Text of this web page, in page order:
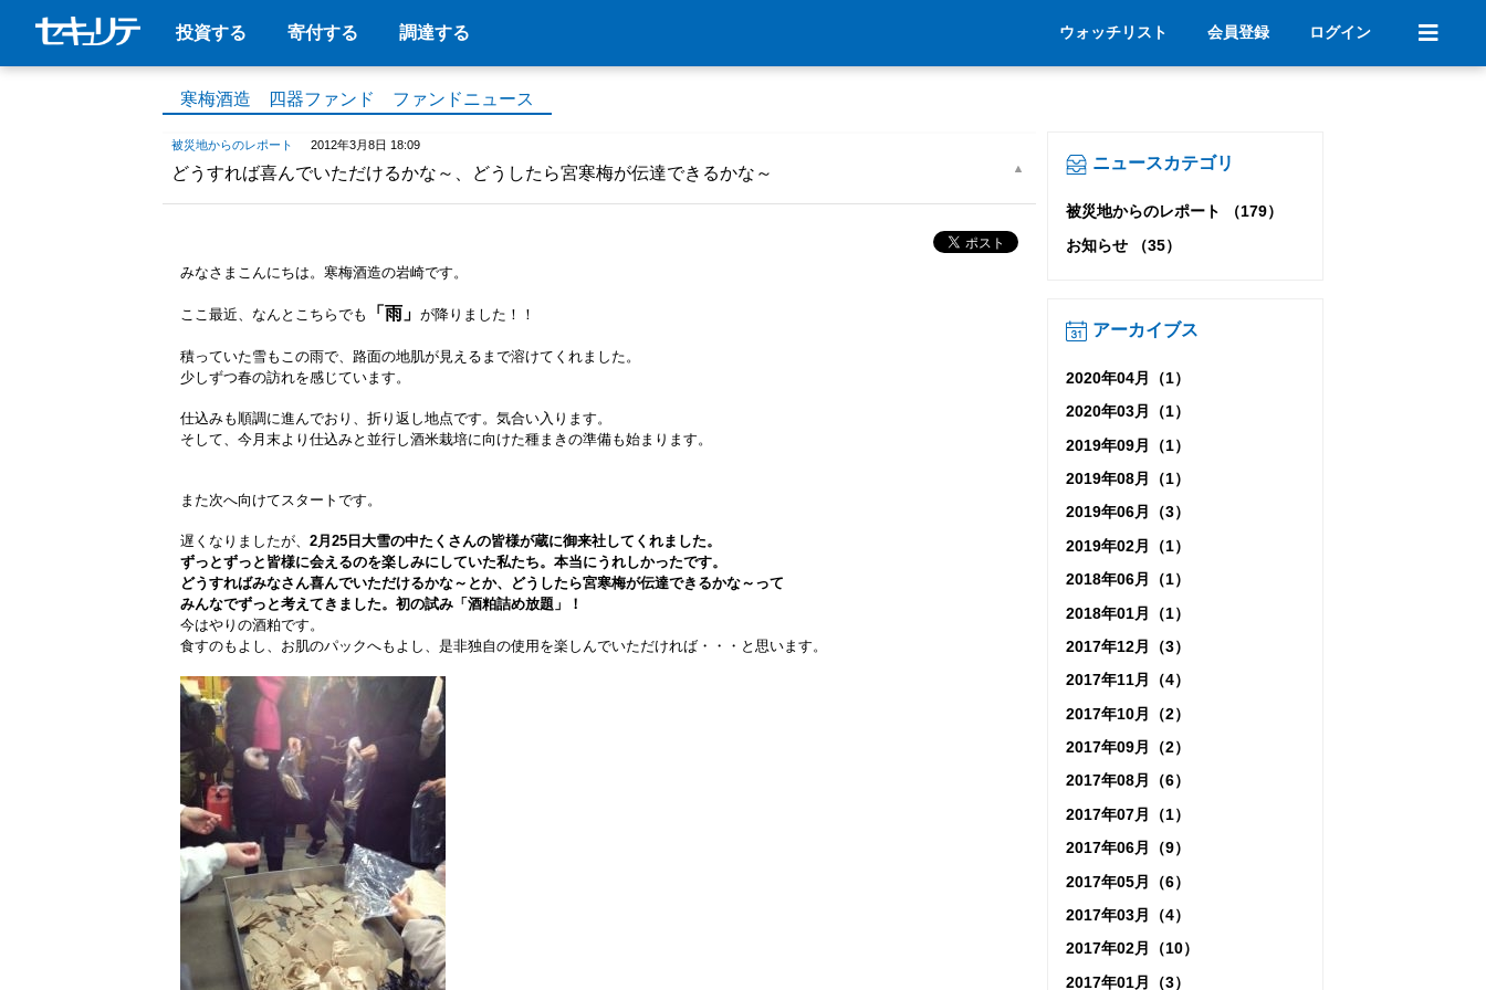
投資する 寄付する 調達する ウォッチリスト 会員登録 ログイン
寒梅酒造 四器ファンド ファンドニュース
被災地からのレポート 2012年3月8日 18:09
どうすれば喜んでいただけるかな～、どうしたら宮寒梅が伝達できるかな～
みなさまこんにちは。寒梅酒造の岩崎です。
ここ最近、なんとこちらでも 「雨」 が降りました！！
積っていた雪もこの雨で、路面の地肌が見えるまで溶けてくれました。
少しずつ春の訪れを感じています。
仕込みも順調に進んでおり、折り返し地点です。気合い入ります。
そして、今月末より仕込みと並行し酒米栽培に向けた種まきの準備も始まります。
また次へ向けてスタートです。
遅くなりましたが、 2月25日大雪の中たくさんの皆様が蔵に御来社してくれました。
ずっとずっと皆様に会えるのを楽しみにしていた私たち。本当にうれしかったです。
どうすればみなさん喜んでいただけるかな～とか、どうしたら宮寒梅が伝達できるかな～って
みんなでずっと考えてきました。初の試み「酒粕詰め放題」！
今はやりの酒粕です。
食すのもよし、お肌のパックへもよし、是非独自の使用を楽しんでいただければ・・・と思います。
ニュースカテゴリ
被災地からのレポート （179）
お知らせ （35）
アーカイブス
2020年04月（1）
2020年03月（1）
2019年09月（1）
2019年08月（1）
2019年06月（3）
2019年02月（1）
2018年06月（1）
2018年01月（1）
2017年12月（3）
2017年11月（4）
2017年10月（2）
2017年09月（2）
2017年08月（6）
2017年07月（1）
2017年06月（9）
2017年05月（6）
2017年03月（4）
2017年02月（10）
2017年01月（3）